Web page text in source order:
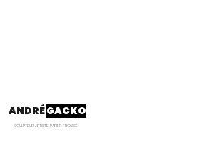
ANDRÉGACKO
SCULPTEUR ARTISTE PAPIER FROISSÉ